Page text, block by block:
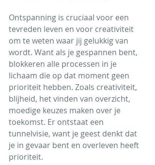
Ontspanning is cruciaal voor een
tevreden leven en voor creativiteit
om te weten waar jij gelukkig van
wordt. Want als je gespannen bent,
blokkeren alle processen in je
lichaam die op dat moment geen
prioriteit hebben. Zoals creativiteit,
blijheid, het vinden van overzicht,
moedige keuzes maken over je
toekomst. Er ontstaat een
tunnelvisie, want je geest denkt dat
je in gevaar bent en overleven heeft
prioriteit.